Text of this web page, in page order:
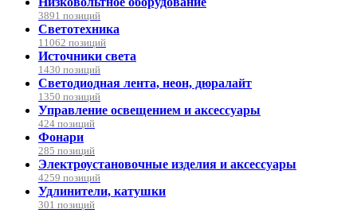
3891 позиций
Светотехника
11062 позиций
Источники света
1430 позиций
Светодиодная лента, неон, дюралайт
1350 позиций
Управление освещением и аксессуары
424 позиций
Фонари
285 позиций
Электроустановочные изделия и аксессуары
4259 позиций
Удлинители, катушки
301 позиций